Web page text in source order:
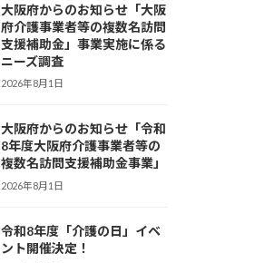
大阪府からのお知らせ「大阪
府介護事業者等の複数名訪問
支援補助金」事業実施に係る
ニーズ調査
2026年8月1日
大阪府からのお知らせ「令和
8年度大阪府介護事業者等の
複数名訪問支援補助金事業」
2026年8月1日
令和8年度「介護の日」イベ
ント開催決定！